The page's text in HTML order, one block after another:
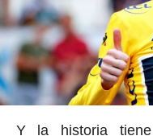
Y la historia tiene